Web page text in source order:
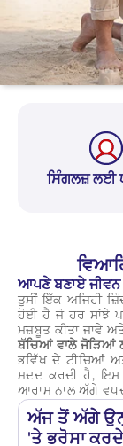
ENGLISH
ਆਨਲਾਈਨ
ਸਿੰਗਲਜ਼ ਲਈ
ਆਪਣੇ ਬਣਾਏ
ਤੁਸੀਂ ਇੱਕ ਅਜਿਹੀ
ਹੋਈ ਹੈ ਜੋ ਹਰ ਸਾਂਝੇ
ਮਜ਼ਬੂਤ ਕੀਤਾ ਜਾਵੇ
ਬੱਚਿਆਂ ਵਾਲੇ ਜੋੜਿਆਂ
ਭਵਿੱਖ ਦੇ ਟੀਚਿਆਂ
ਮਦਦ ਕਰਦੀ ਹੈ, ਇਸ
ਆਰਾਮ ਨਾਲ ਅੱਗੇ
ਅੱਜ ਤੋਂ ਅੱਗੇ
'ਤੇ ਭਰੋਸਾ